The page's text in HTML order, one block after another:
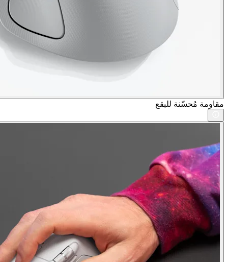
مقاومة مُحسّنة للبقع